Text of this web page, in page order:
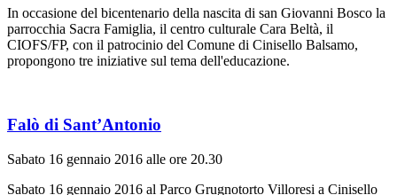
In occasione del bicentenario della nascita di san Giovanni Bosco la
parrocchia Sacra Famiglia, il centro culturale Cara Beltà, il
CIOFS/FP, con il patrocinio del Comune di Cinisello Balsamo,
propongono tre iniziative sul tema dell'educazione.
Falò di Sant’Antonio
Sabato 16 gennaio 2016 alle ore 20.30
Sabato 16 gennaio 2016 al Parco Grugnotorto Villoresi a Cinisello